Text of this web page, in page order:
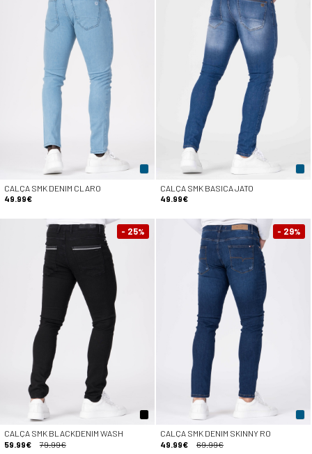
CALÇA SMK DENIM CLARO
49.99€
CALÇA SMK BASICA JATO
49.99€
- 25%
CALÇA SMK BLACKDENIM WASH
59.99€
79.99€
- 29%
CALÇA SMK DENIM SKINNY RO
49.99€
69.99€